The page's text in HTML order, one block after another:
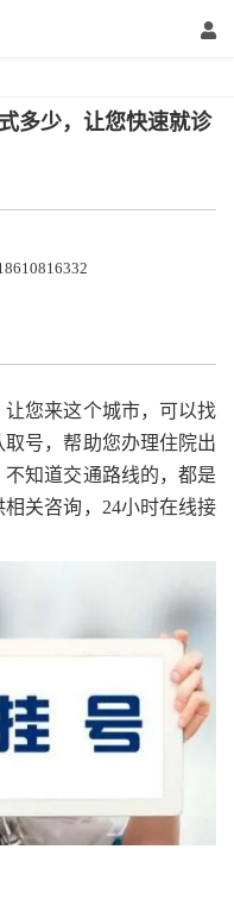
多少，让您快速就诊
您来这个城市，可以找
号，帮助您办理住院出
知道交通路线的，都是
关咨询，24小时在线接